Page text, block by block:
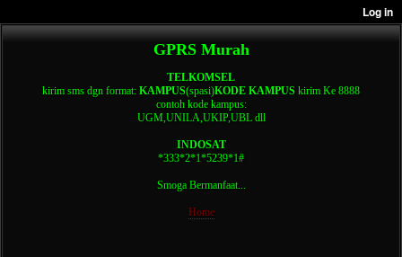
GPRS Murah
TELKOMSEL
kirim sms dgn format: KAMPUS(spasi)KODE KAMPUS kirim Ke 8888
contoh kode kampus:
UGM,UNILA,UKIP,UBL dll
INDOSAT
*333*2*1*5239*1#
Smoga Bermanfaat...
Home